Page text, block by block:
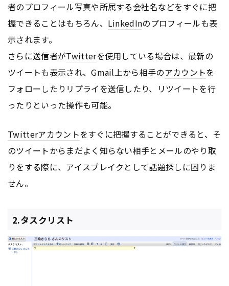
者のプロフィール写真や所属する会社名などをすぐに把
握できることはもちろん、 LinkedInのプロフィールも表
示されます。
さらに送信者がTwitterを使用している場合は、最新の
ツイートも表示され、Gmail上から相手のアカウントを
フォローしたりリプライを送信したり、リツイートを行
ったりといった操作も可能。
Twitterアカウントをすぐに把握することができると、そ
のツイートからまだよく知らない相手とメールのやり取
りをする際に、アイスブレイクとして話題探しに困りま
せん。
2.タスクリスト